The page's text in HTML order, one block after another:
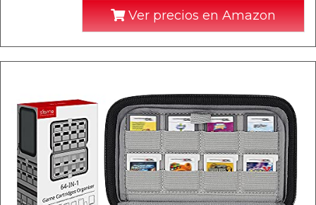
Ver precios en Amazon